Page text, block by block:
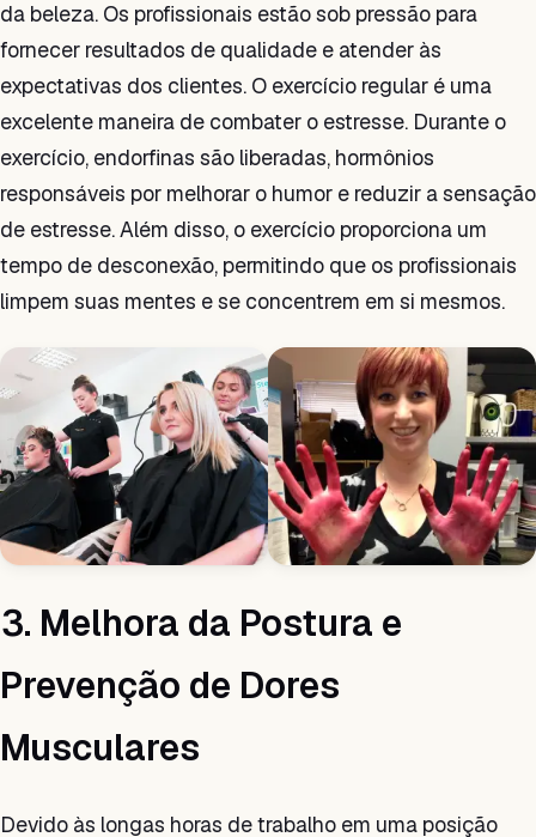
da beleza. Os profissionais estão sob pressão para
fornecer resultados de qualidade e atender às
expectativas dos clientes. O exercício regular é uma
excelente maneira de combater o estresse. Durante o
exercício, endorfinas são liberadas, hormônios
responsáveis por melhorar o humor e reduzir a sensação
de estresse. Além disso, o exercício proporciona um
tempo de desconexão, permitindo que os profissionais
limpem suas mentes e se concentrem em si mesmos.
3. Melhora da Postura e
Prevenção de Dores
Musculares
Devido às longas horas de trabalho em uma posição